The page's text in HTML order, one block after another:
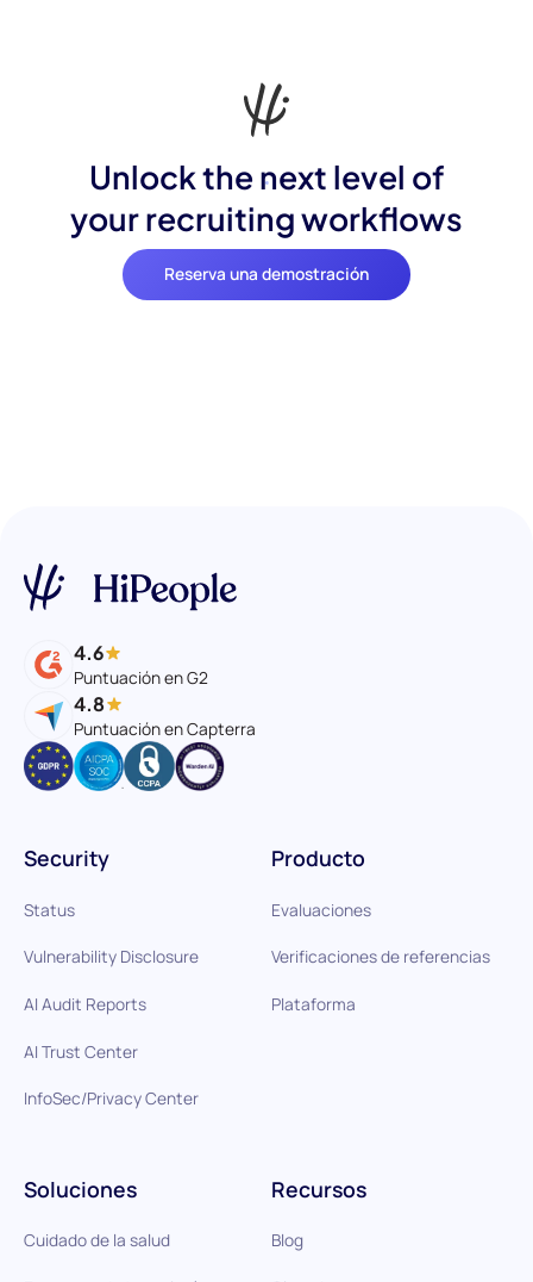
Unlock the next level of
your recruiting workflows
Reserva una demostración
4.6
Puntuación en G2
4.8
Puntuación en Capterra
Producto
Evaluaciones
Verificaciones de referencias
Plataforma
Soluciones
Cuidado de la salud
Recursos
Blog
Security
Status
Vulnerability Disclosure
AI Audit Reports
AI Trust Center
InfoSec/Privacy Center